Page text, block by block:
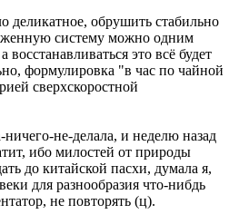
деликатное, обрушить стабильно
систему можно одним
это всё будет
формулировка "в час по чайной
сверхскоростной
не-делала, и неделю назад
ибо милостей от природы
до китайской пасхи, думала я,
для разнообразия что-нибдь
не повторять (ц).